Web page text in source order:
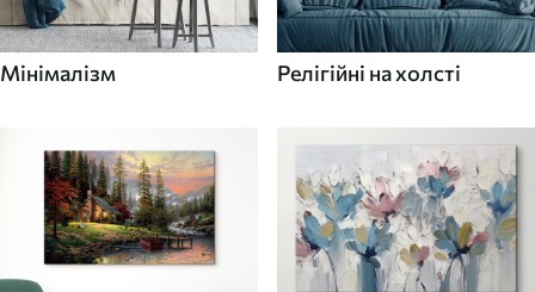
Мінімалізм Релігійні на холсті